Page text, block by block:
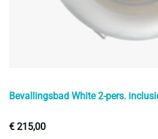
Bevallingsbad White 2-pers.
€ 215,00